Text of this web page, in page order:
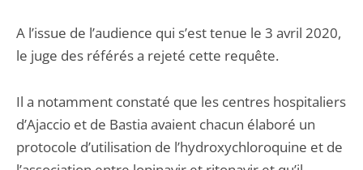
A l’issue de l’audience qui s’est tenue le 3 avril 2020,
le juge des référés a rejeté cette requête.
Il a notamment constaté que les centres hospitaliers
d’Ajaccio et de Bastia avaient chacun élaboré un
protocole d’utilisation de l’hydroxychloroquine et de